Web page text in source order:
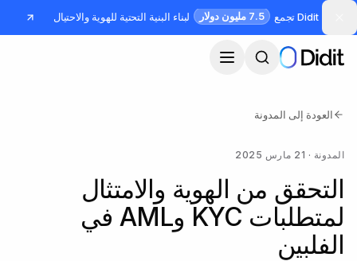
تجاوز إلى المحتوى الرئيسي
Didit تجمع 7.5 مليون دولار لبناء البنية التحتية للهوية والاحتيال
العودة إلى المدونة
المدونة · 21 مارس 2025
التحقق من الهوية والامتثال
لمتطلبات KYC وAML في
الفلبين